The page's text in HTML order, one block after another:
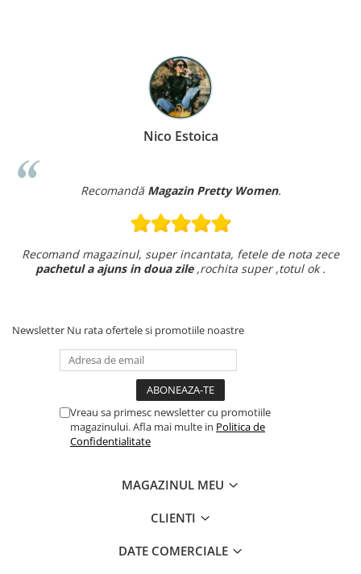
Nico Estoica
Recomandă Magazin Pretty Women.
Recomand magazinul, super incantata, fetele de nota zece
pachetul a ajuns in doua zile,rochita super ,totul ok .
Newsletter Nu rata ofertele si promotiile noastre
Vreau sa primesc newsletter cu promotiile
magazinului. Afla mai multe in Politica de
Confidentialitate
MAGAZINUL MEU
CLIENTI
DATE COMERCIALE